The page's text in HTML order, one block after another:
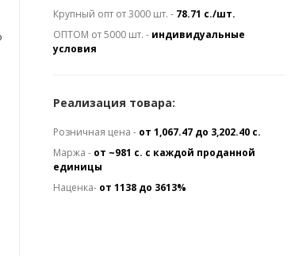
Крупный опт от 3000 шт. - 78.71 с./шт.
ОПТОМ от 5000 шт. - индивидуальные
условия
Реализация товара:
Розничная цена - от 1,067.47 до 3,202.40 с.
Маржа - от ~981 с. с каждой проданной
единицы
Наценка- от 1138 до 3613%